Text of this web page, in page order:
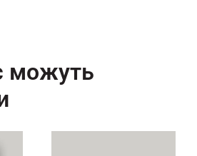
можуть